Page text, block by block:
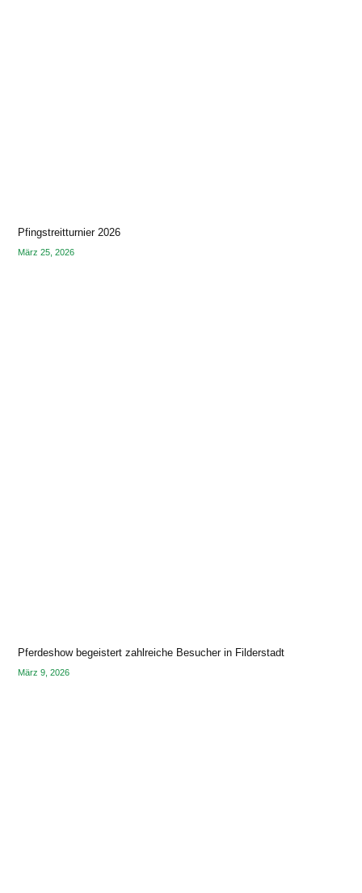
Pfingstreitturnier 2026
März 25, 2026
Pferdeshow begeistert zahlreiche Besucher in Filderstadt
März 9, 2026